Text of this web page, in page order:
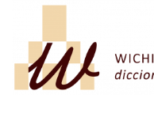
Saltar al contenido